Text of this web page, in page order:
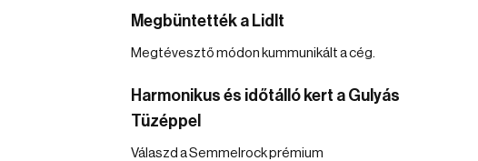
Megbüntették a Lidlt
Megtévesztő módon kummunikált a cég.
Harmonikus és időtálló kert a Gulyás
Tüzéppel
Válaszd a Semmelrock prémium